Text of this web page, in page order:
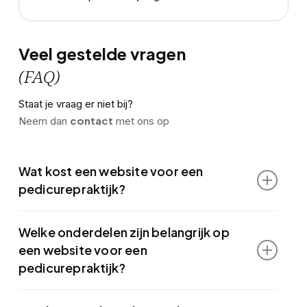
Veel gestelde vragen
(FAQ)
Staat je vraag er niet bij?
Neem dan contact met ons op
Wat kost een website voor een
pedicurepraktijk?
functionaliteiten. Voor een pedicurepraktijk brengen
we vooraf duidelijk in kaart welke scope nodig is,
zodat je weet welke investering past bij jouw situatie.
Welke onderdelen zijn belangrijk op
een website voor een
pedicurepraktijk?